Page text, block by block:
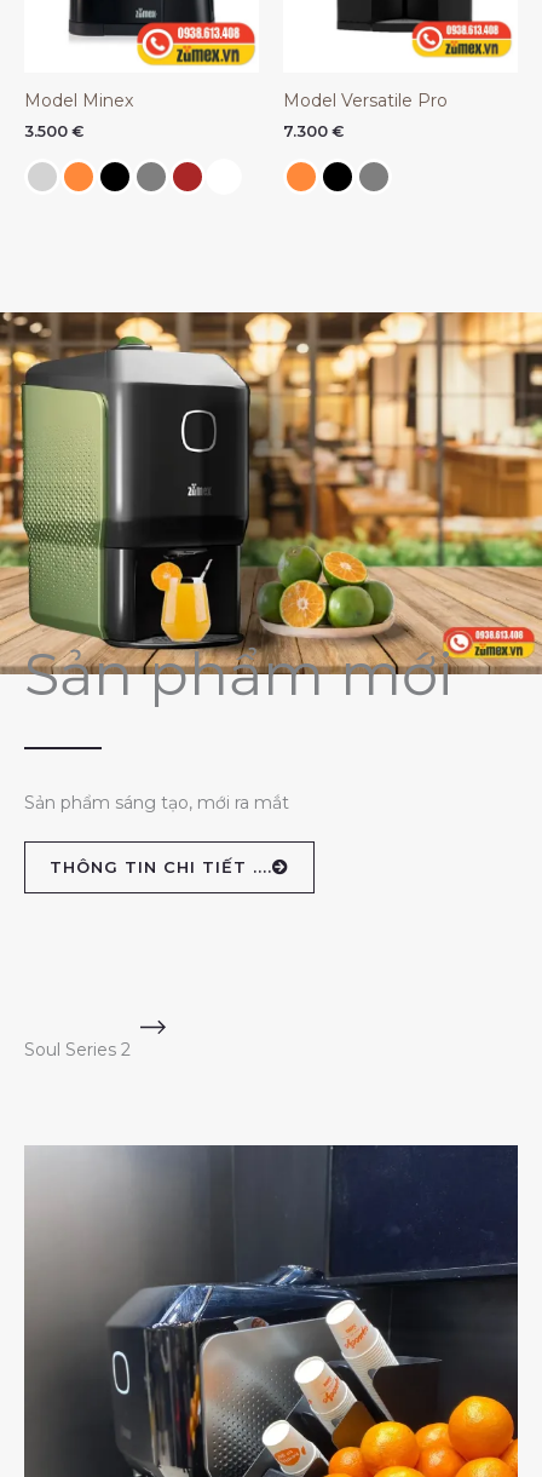
Model Minex
3.500 €
Model Versatile Pro
7.300 €
Sản phẩm mới
Sản phẩm sáng tạo, mới ra mắt
THÔNG TIN CHI TIẾT ....
Soul Series 2